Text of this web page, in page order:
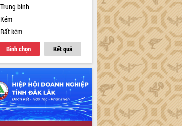
Trung bình
Kém
Rất kém
Bình chọn Kết quả